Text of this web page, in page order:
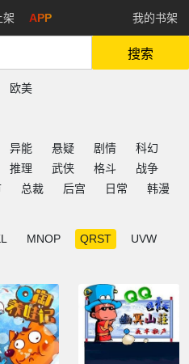
架 APP 我的书架
搜索
欧美
异能 悬疑 剧情
科幻
推理 武侠 格斗
战争
总裁 后宫 日常
韩漫
MNOP QRST
UVW